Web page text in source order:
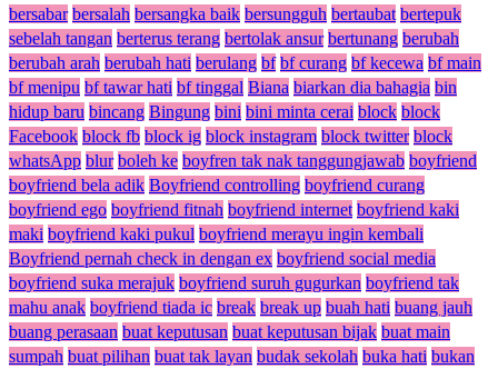
bersabar bersalah bersangka baik bersungguh bertaubat bertepuk
sebelah tangan berterus terang bertolak ansur bertunang berubah
berubah arah berubah hati berulang bf bf curang bf kecewa bf main
bf menipu bf tawar hati bf tinggal Biana biarkan dia bahagia bin
hidup baru bincang Bingung bini bini minta cerai block block
Facebook block fb block ig block instagram block twitter block
whatsApp blur boleh ke boyfren tak nak tanggungjawab boyfriend
boyfriend bela adik Boyfriend controlling boyfriend curang
boyfriend ego boyfriend fitnah boyfriend internet boyfriend kaki
maki boyfriend kaki pukul boyfriend merayu ingin kembali
Boyfriend pernah check in dengan ex boyfriend social media
boyfriend suka merajuk boyfriend suruh gugurkan boyfriend tak
mahu anak boyfriend tiada ic break break up buah hati buang jauh
buang perasaan buat keputusan buat keputusan bijak buat main
sumpah buat pilihan buat tak layan budak sekolah buka hati bukan